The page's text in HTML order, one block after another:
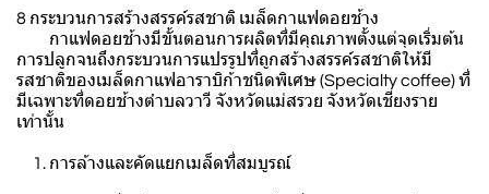
8 กระบวนการสร้างสรรค์รสชาติ เมล็ดกาแฟดอยช้าง
กาแฟดอยช้างมีขั้นตอนการผลิตที่มีคุณภาพตั้งแต่จุดเริ่มต้น
การปลูกจนถึงกระบวนการแปรรูปที่ถูกสร้างสรรค์รสชาติให้มี
รสชาติของเมล็ดกาแฟอาราบิก้าชนิดพิเศษ (Specialty coffee) ที่
มีเฉพาะที่ดอยช้างตำบลวาวี จังหวัดแม่สรวย จังหวัดเชียงราย
เท่านั้น
1. การล้างและคัดแยกเมล็ดที่สมบูรณ์